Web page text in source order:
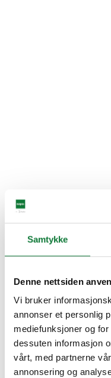
Samtykke
Denne nettsiden
Vi bruker
annonser et personlig
mediefunksjoner og
dessuten informasjon
vårt, med partnerne
annonsering og